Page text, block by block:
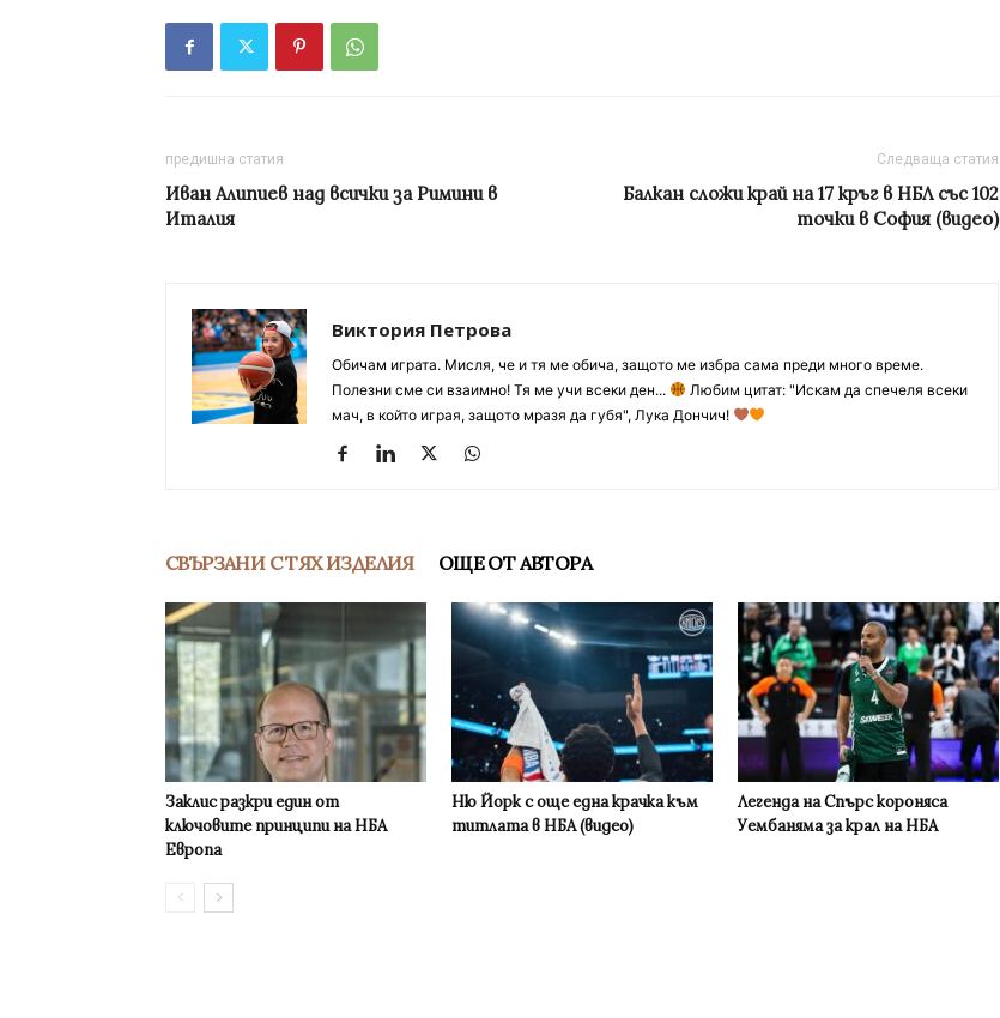
предишна статия
Иван Алипиев нaд всички за Римини в
Италия
Следваща статия
Балкан сложи край на 17 кръг в НБЛ със 102
точки в София (видео)
Виктория Петрова
Обичам играта. Мисля, че и тя ме обича, защото ме избра сама преди много време.
Полезни сме си взаимно! Тя ме учи всеки ден...
Любим цитат: "Искам да спечеля всеки
мач, в който играя, защото мразя да губя", Лука Дончич!
СВЪРЗАНИ С ТЯХ ИЗДЕЛИЯ ОЩЕ ОТ АВТОРА
Заклис разкри един от
ключовите принципи на НБА
Европа
Ню Йорк с още една крачка към
титлата в НБА (видео)
Легенда на Спърс короняса
Уембаняма за крал на НБА